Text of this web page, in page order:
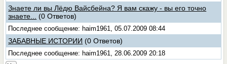
Знаете ли вы Лёдю Вайсбейна? Я вам скажу - вы его точно
знаете...
(0 Ответов)
Последнее сообщение: haim1961, 05.07.2009 08:44
ЗАБАВНЫЕ ИСТОРИИ (0 Ответов)
Последнее сообщение: haim1961, 28.06.2009 20:18